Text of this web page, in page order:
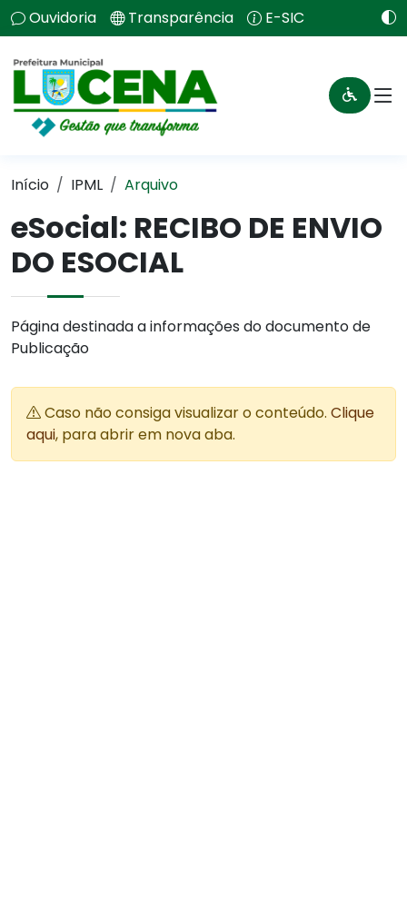
Ouvidoria Transparência E-SIC
Início IPML Arquivo
eSocial: RECIBO DE ENVIO
DO ESOCIAL
Página destinada a informações do documento de
Publicação
Caso não consiga visualizar o conteúdo. Clique
aqui, para abrir em nova aba.